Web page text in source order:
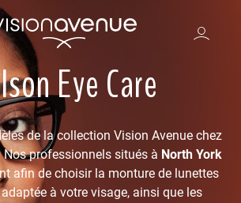
Eye Care
de la collection Vision Avenue chez
Nos professionnels situés à North York
afin de choisir la monture de lunettes
à votre visage, ainsi que les